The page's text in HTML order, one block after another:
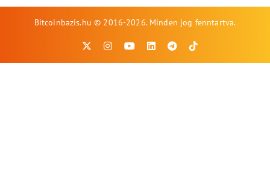
Bitcoinbazis.hu © 2016-2026. Minden jog fenntartva.